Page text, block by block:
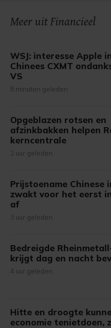
Meer uit Financieel
WSJ: interesse Apple
Chinees CXMT
VS
8 minuten geleden
Opgeblazen rotsen en
afzinkbakken helpen
kerncentrale
2 uur geleden
Prijstoename Chinese
zwakt voor het eerst
af
3 uur geleden
Bedreigde
krijgt dag en nacht
4 uur geleden
Hitte en droogte
economie tenietdoen,